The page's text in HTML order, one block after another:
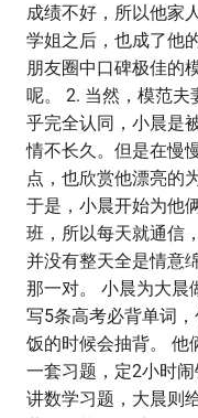
成绩不好，所以他家
学姐之后，也成了他
朋友圈中口碑极佳的
呢。 2. 当然，模范
乎完全认同，小晨是
情不长久。但是在慢
点，也欣赏他漂亮的
于是，小晨开始为他
班，所以每天就通信
并没有整天全是情意
那一对。 小晨为大晨
写5条高考必背单词
饭的时候会抽背。 他
一套习题，定2小时
讲数学习题，大晨则